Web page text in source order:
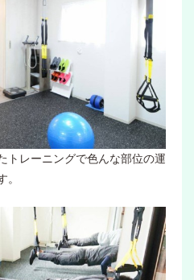
トレーニングで色んな部位の運
。